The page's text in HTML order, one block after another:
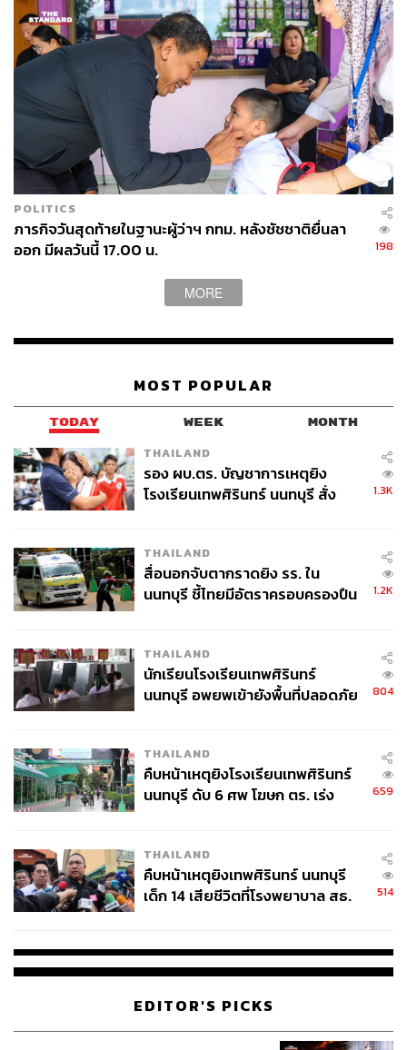
POLITICS
ภารกิจวันสุดท้ายในฐานะผู้ว่าฯ กทม. หลังชัชชาติยื่นลา
ออก มีผลวันนี้ 17.00 น.
198
MORE
MOST POPULAR
TODAY WEEK MONTH
THAILAND
รอง ผบ.ตร. บัญชาการเหตุยิง
โรงเรียนเทพศิรินทร์ นนทบุรี สั่ง
1.3K
THAILAND
สื่อนอกจับตากราดยิง รร. ใน
นนทบุรี ชี้ไทยมีอัตราครอบครองปืน
1.2K
THAILAND
นักเรียนโรงเรียนเทพศิรินทร์
นนทบุรี อพยพเข้ายังพื้นที่ปลอดภัย
804
THAILAND
คืบหน้าเหตุยิงโรงเรียนเทพศิรินทร์
นนทบุรี ดับ 6 ศพ โฆษก ตร. เร่ง
659
THAILAND
คืบหน้าเหตุยิงเทพศิรินทร์ นนทบุรี
เด็ก 14 เสียชีวิตที่โรงพยาบาล สธ.
514
EDITOR'S PICKS